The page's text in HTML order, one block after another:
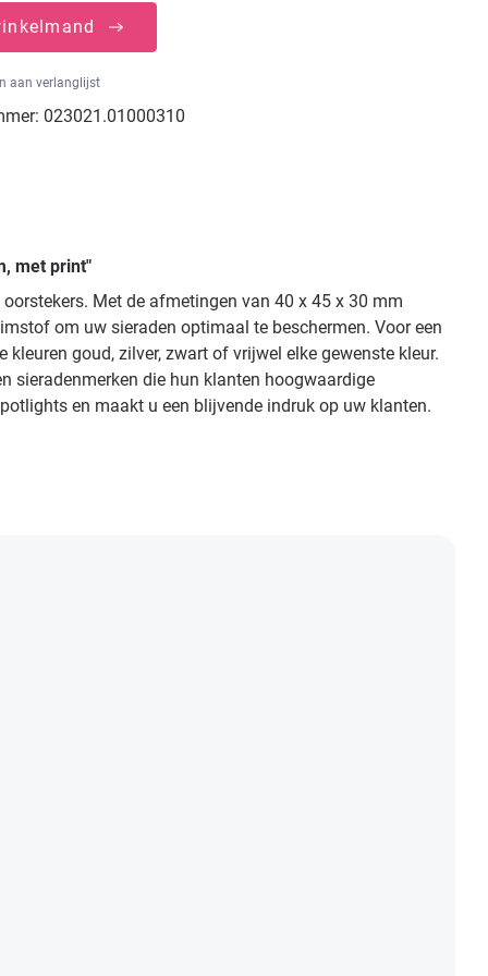
aan verlanglijst
023021.01000310
met print"
Met de afmetingen van 40 x 45 x 30 mm
om uw sieraden optimaal te beschermen. Voor een
goud, zilver, zwart of vrijwel elke gewenste kleur.
sieradenmerken die hun klanten hoogwaardige
en maakt u een blijvende indruk op uw klanten.